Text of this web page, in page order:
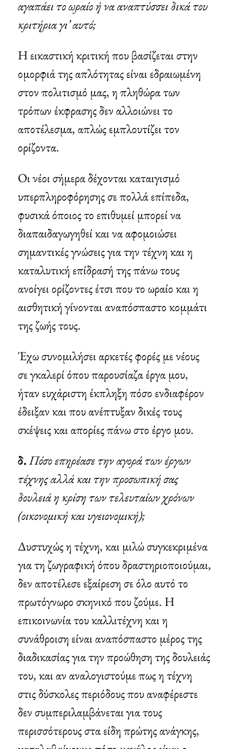
αγαπάει το ωραίο ή να αναπτύσσει δικά του
κριτήρια γι’ αυτό;
Η εικαστική κριτική που βασίζεται στην
ομορφιά της απλότητας είναι εδραιωμένη
στον πολιτισμό μας, η πληθώρα των
τρόπων έκφρασης δεν αλλοιώνει το
αποτέλεσμα, απλώς εμπλουτίζει τον
ορίζοντα.
Οι νέοι σήμερα δέχονται καταιγισμό
υπερπληροφόρησης σε πολλά επίπεδα,
φυσικά όποιος το επιθυμεί μπορεί να
διαπαιδαγωγηθεί και να αφομοιώσει
σημαντικές γνώσεις για την τέχνη και η
καταλυτική επίδρασή της πάνω τους
ανοίγει ορίζοντες έτσι που το ωραίο και η
αισθητική γίνονται αναπόσπαστο κομμάτι
της ζωής τους.
Έχω συνομιλήσει αρκετές φορές με νέους
σε γκαλερί όπου παρουσίαζα έργα μου,
ήταν ευχάριστη έκπληξη πόσο ενδιαφέρον
έδειξαν και που ανέπτυξαν δικές τους
σκέψεις και απορίες πάνω στο έργο μου.
δ.Πόσο επηρέασε την αγορά των έργων
τέχνης αλλά και την προσωπική σας
δουλειά η κρίση των τελευταίων χρόνων
(οικονομική και υγειονομική);
Δυστυχώς η τέχνη, και μιλώ συγκεκριμένα
για τη ζωγραφική όπου δραστηριοποιούμαι,
δεν αποτέλεσε εξαίρεση σε όλο αυτό το
πρωτόγνωρο σκηνικό που ζούμε. Η
επικοινωνία του καλλιτέχνη και η
συνάθροιση είναι αναπόσπαστο μέρος της
διαδικασίας για την προώθηση της δουλειάς
του, και αν αναλογιστούμε πως η τέχνη
στις δύσκολες περιόδους που αναφέρεστε
δεν συμπεριλαμβάνεται για τους
περισσότερους στα είδη πρώτης ανάγκης,